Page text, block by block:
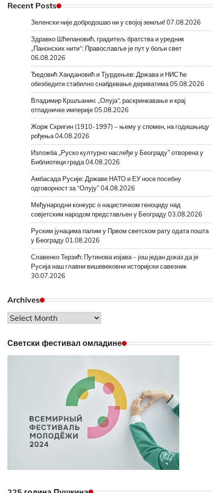
Recent Posts
Зеленски није добродошао ни у својој земљи!07.08.2026
Здравко Шћепановић, градитељ братства и уредник
„Панонских нити“: Православље је пут у бољи свет
06.08.2026
Ђедовић Хандановић и Тјурдењев: Држава и НИС ће
обезбедити стабилно снабдевање дериватима05.08.2026
Владимир Кршљанин: „Олуја“, раскринкавање и крај
отпадничке империје05.08.2026
Жорж Скригин (1910-1997) – њему у спомен, на годишњицу
рођења04.08.2026
Изложба „Руско културно наслеђе у Београду” отворена у
Библиотеци града04.08.2026
Амбасада Русије: Државе НАТО и ЕУ носе посебну
одговорност за “Олују”04.08.2026
Међународни конкурс о нацистичком геноциду над
совјетским народом представљен у Београду03.08.2026
Руским јунацима палим у Првом светском рату одата пошта
у Београду01.08.2026
Славенко Терзић: Путинова изјава – још један доказ да је
Русија наш главни вишевековни историјски савезник
30.07.2026
Archives
Archives
Светски фестивал омладине